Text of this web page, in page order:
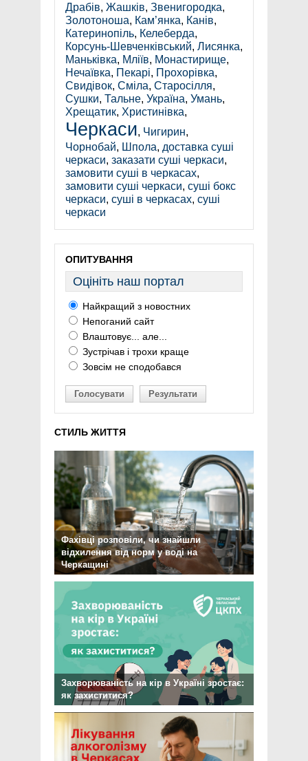
Драбів, Жашків, Звенигородка,
Золотоноша, Кам’янка, Канів,
Катеринопіль, Келеберда,
Корсунь-Шевченківський, Лисянка,
Маньківка, Мліїв, Монастирище,
Нечаївка, Пекарі, Прохорівка,
Свидівок, Сміла, Старосілля,
Сушки, Тальне, Україна, Умань,
Хрещатик, Христинівка,
Черкаси, Чигирин,
Чорнобай, Шпола, доставка суші
черкаси, заказати суші черкаси,
замовити суші в черкасах,
замовити суші черкаси, суші бокс
черкаси, суші в черкасах, суші
черкаси
ОПИТУВАННЯ
Оцініть наш портал
Найкращий з новостних
Непоганий сайт
Влаштовує... але...
Зустрічав і трохи краще
Зовсім не сподобався
Голосувати Результати
СТИЛЬ ЖИТТЯ
Фахівці розповіли, чи знайшли
відхилення від норм у воді на
Черкащині
Захворюваність на кір в Україні зростає:
як захиститися?